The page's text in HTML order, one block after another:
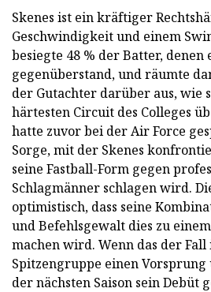
Skenes ist ein kräftiger
Geschwindigkeit und einem
besiegte 48 % der Batter, denen
gegenüberstand, und räumte
der Gutachter darüber aus, wie
härtesten Circuit des Colleges
hatte zuvor bei der Air Force
Sorge, mit der Skenes
seine Fastball-Form gegen
Schlagmänner schlagen wird.
optimistisch, dass seine
und Befehlsgewalt dies zu
machen wird. Wenn das der
Spitzengruppe einen
der nächsten Saison sein Debüt